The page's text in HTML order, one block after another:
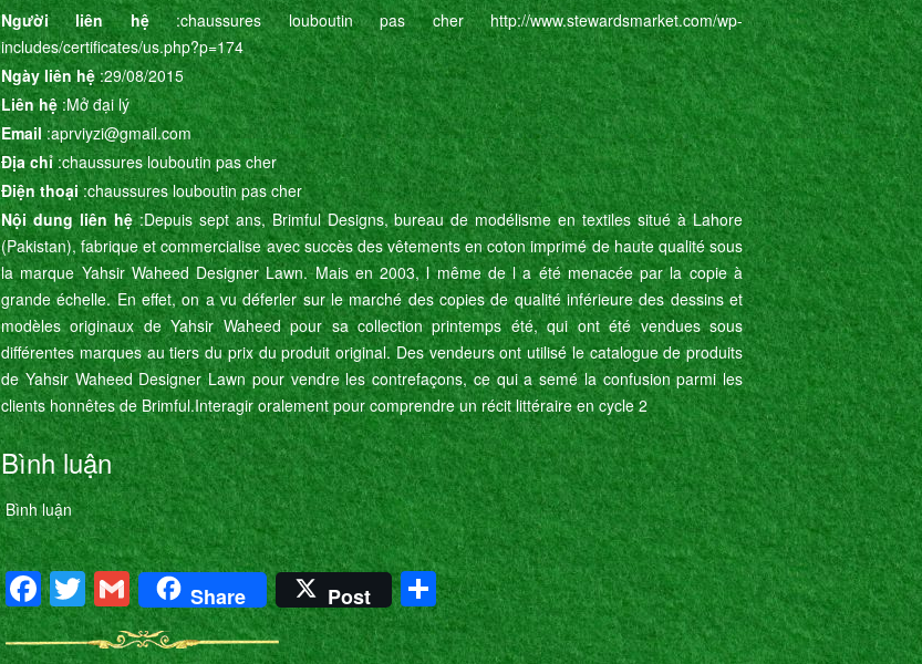
Người liên hệ:chaussures louboutin pas cher http://www.stewardsmarket.com/wp-
includes/certificates/us.php?p=174
Ngày liên hệ:29/08/2015
Liên hệ:Mở đại lý
Email:aprviyzi@gmail.com
Địa chỉ:chaussures louboutin pas cher
Điện thoại:chaussures louboutin pas cher
Nội dung liên hệ:Depuis sept ans, Brimful Designs, bureau de modélisme en textiles situé à Lahore
(Pakistan), fabrique et commercialise avec succès des vêtements en coton imprimé de haute qualité sous
la marque Yahsir Waheed Designer Lawn. Mais en 2003, l même de l a été menacée par la copie à
grande échelle. En effet, on a vu déferler sur le marché des copies de qualité inférieure des dessins et
modèles originaux de Yahsir Waheed pour sa collection printemps été, qui ont été vendues sous
différentes marques au tiers du prix du produit original. Des vendeurs ont utilisé le catalogue de produits
de Yahsir Waheed Designer Lawn pour vendre les contrefaçons, ce qui a semé la confusion parmi les
clients honnêtes de Brimful. Interagir oralement pour comprendre un récit littéraire en cycle 2
Bình luận
Bình luận
Facebook
Twitter
Gmail
Share Post Share